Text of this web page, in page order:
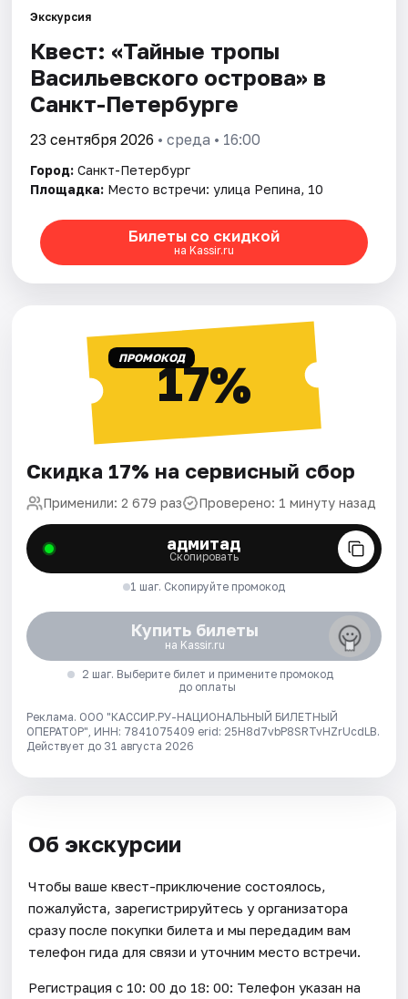
Города
Площадки
Артисты
Рейтинги
Экскурсия
Квест: «Тайные тропы
Васильевского острова» в
Санкт-Петербурге
23 сентября 2026 • среда • 16:00
Город: Санкт-Петербург
Площадка: Место встречи: улица Репина, 10
Билеты со скидкой
на Kassir.ru
ПРОМОКОД17%
Скидка 17% на сервисный сбор
Применили: 2 679 раз Проверено: 1 минуту назад
адмитад
Скопировать
1 шаг. Скопируйте промокод
Купить билеты
на Kassir.ru
2 шаг. Выберите билет и примените промокод
до оплаты
Реклама. ООО "КАССИР.РУ-НАЦИОНАЛЬНЫЙ БИЛЕТНЫЙ
ОПЕРАТОР", ИНН: 7841075409 erid: 25H8d7vbP8SRTvHZrUcdLB.
Действует до 31 августа 2026
Об экскурсии
Чтобы ваше квест-приключение состоялось,
пожалуйста, зарегистрируйтесь у организатора
сразу после покупки билета и мы передадим вам
телефон гида для связи и уточним место встречи.
Регистрация с 10: 00 до 18: 00: Телефон указан на